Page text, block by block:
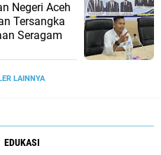
Negeri Aceh
Tersangka
Seragam
LAINNYA
EDUKASI